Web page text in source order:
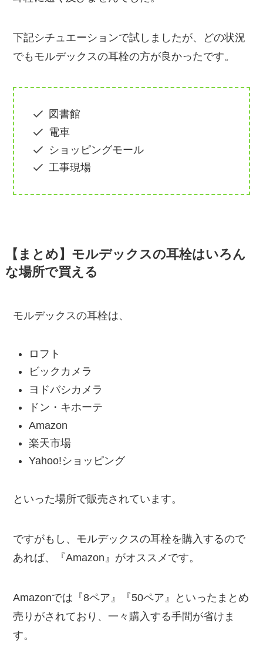
下記シチュエーションで試しましたが、どの状況
でもモルデックスの耳栓の方が良かったです。
図書館
電車
ショッピングモール
工事現場
【まとめ】モルデックスの耳栓はいろん
な場所で買える
モルデックスの耳栓は、
ロフト
ビックカメラ
ヨドバシカメラ
ドン・キホーテ
Amazon
楽天市場
Yahoo!ショッピング
といった場所で販売されています。
ですがもし、モルデックスの耳栓を購入するので
あれば、『Amazon』がオススメです。
Amazonでは『8ペア』『50ペア』といったまとめ
売りがされており、一々購入する手間が省けま
す。